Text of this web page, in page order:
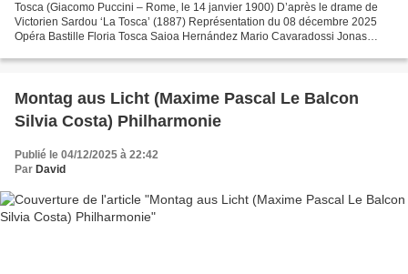
Tosca (Giacomo Puccini – Rome, le 14 janvier 1900) D’après le drame de
Victorien Sardou ‘La Tosca’ (1887) Représentation du 08 décembre 2025
Opéra Bastille Floria Tosca Saioa Hernández Mario Cavaradossi Jonas
Montag aus Licht (Maxime Pascal Le Balcon
Silvia Costa) Philharmonie
Publié le 04/12/2025 à 22:42
Par David